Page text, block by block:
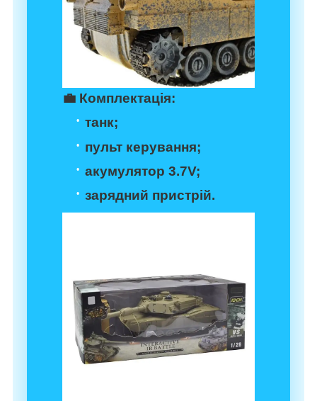
💼 Комплектація:
танк;
пульт керування;
акумулятор 3.7V;
зарядний пристрій.